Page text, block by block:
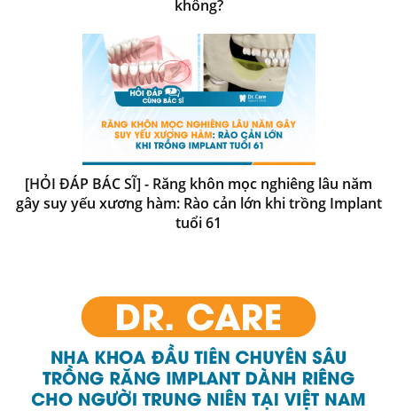
không?
[HỎI ĐÁP BÁC SĨ] - Răng khôn mọc nghiêng lâu năm
gây suy yếu xương hàm: Rào cản lớn khi trồng Implant
tuổi 61